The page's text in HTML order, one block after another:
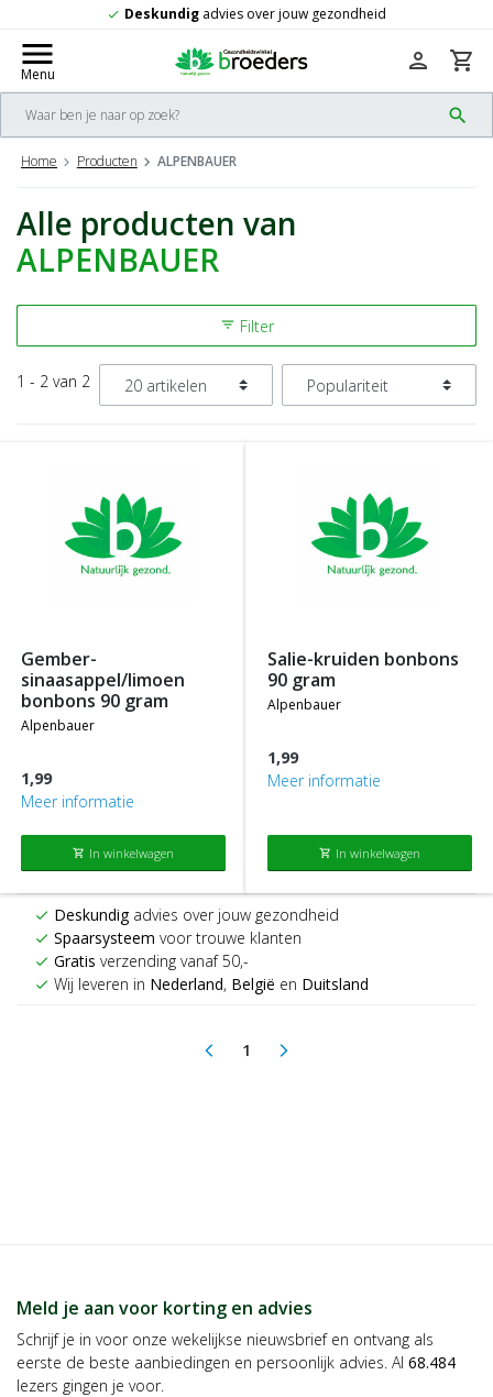
check Deskundig advies over jouw gezondheid
menu
Menu
search
person shopping_cart
Home Producten ALPENBAUER
Alle producten van
ALPENBAUER
filter_list Filter
1 - 2 van 2
gember-
sinaasappel/limoen
bonbons 90 gram
alpenbauer
1,99
Meer informatie
shopping_cart In winkelwagen
salie-kruiden bonbons
90 gram
alpenbauer
1,99
Meer informatie
shopping_cart In winkelwagen
check Deskundigadvies over jouw gezondheid
check Spaarsysteem voor trouwe klanten
check Gratis verzending vanaf 50,-
check Wij leveren in Nederland, België en Duitsland
arrow_back_ios 1(current)
arrow_forward_ios
Meld je aan voor korting en advies
Schrijf je in voor onze wekelijkse nieuwsbrief en ontvang als
eerste de beste aanbiedingen en persoonlijk advies. Al 68.484
lezers gingen je voor.